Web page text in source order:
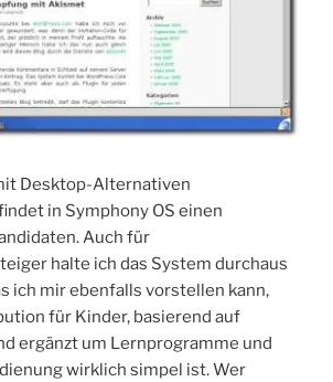
Desktop-Alternativen
in Symphony OS einen
Auch für
halte ich das System durchaus
ich mir ebenfalls vorstellen kann,
für Kinder, basierend auf
ergänzt um Lernprogramme und
wirklich simpel ist. Wer